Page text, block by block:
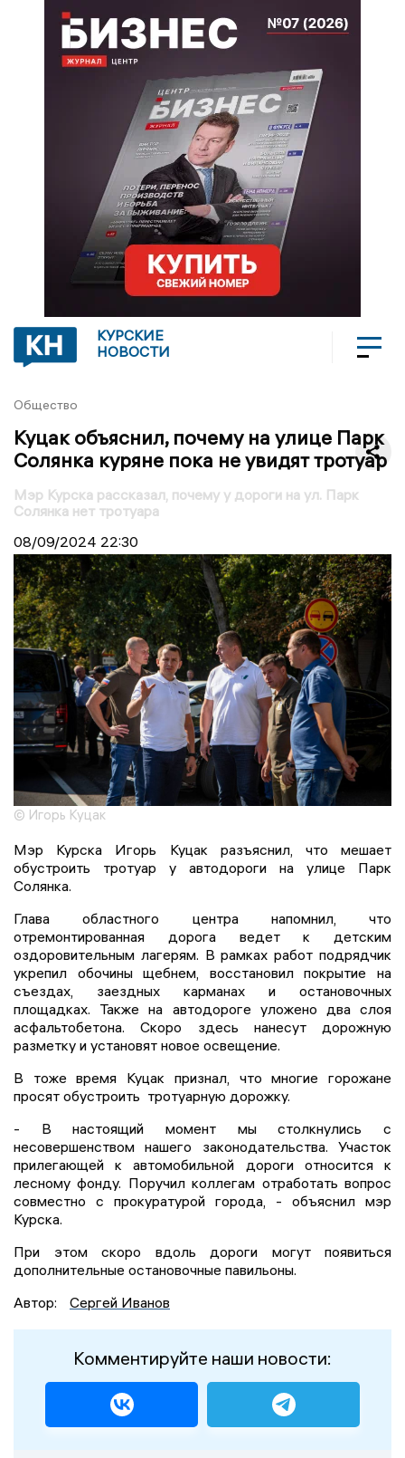
КУРСКИЕ
НОВОСТИ
Общество
Куцак объяснил, почему на улице Парк
Солянка куряне пока не увидят тротуар
Мэр Курска рассказал, почему у дороги на ул. Парк
Солянка нет тротуара
08/09/2024 22:30
© Игорь Куцак
Мэр Курска Игорь Куцак разъяснил, что мешает
обустроить тротуар у автодороги на улице Парк
Солянка.
Глава областного центра напомнил, что
отремонтированная дорога ведет к детским
оздоровительным лагерям. В рамках работ подрядчик
укрепил обочины щебнем, восстановил покрытие на
съездах, заездных карманах и остановочных
площадках. Также на автодороге уложено два слоя
асфальтобетона. Скоро здесь нанесут дорожную
разметку и установят новое освещение.
В тоже время Куцак признал, что многие горожане
просят обустроить тротуарную дорожку.
- В настоящий момент мы столкнулись с
несовершенством нашего законодательства. Участок
прилегающей к автомобильной дороги относится к
лесному фонду. Поручил коллегам отработать вопрос
совместно с прокуратурой города, - объяснил мэр
Курска.
При этом скоро вдоль дороги могут появиться
дополнительные остановочные павильоны.
Автор:
Сергей Иванов
Комментируйте наши новости: